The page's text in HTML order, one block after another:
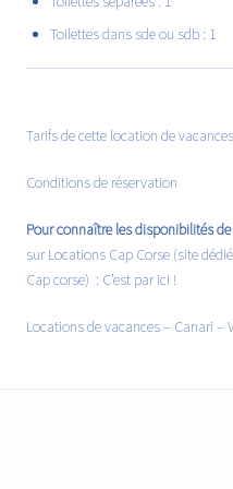
Toilettes dans sde ou sdb : 1
Tarifs de cette location de vacances
Conditions de réservation
Pour connaître les disponibilités
sur Locations Cap Corse (site
Cap corse) : C’est par ici !
Locations de vacances– Canari –